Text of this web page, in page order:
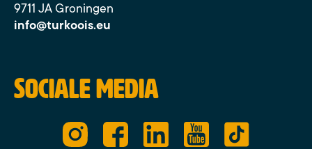
9711 JA Groningen
info@turkoois.eu
Sociale media